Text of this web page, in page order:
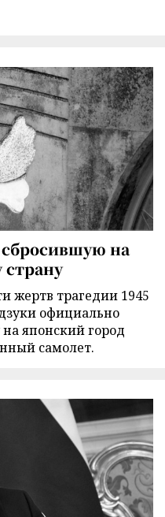
на
жертв трагедии 1945
официально
японский город
самолет.